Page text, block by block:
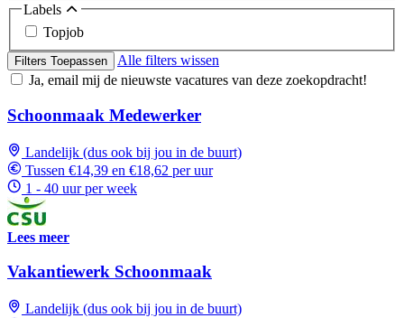
Labels
Topjob
Filters Toepassen
Alle filters wissen
Ja, email mij de nieuwste vacatures van deze zoekopdracht!
Schoonmaak Medewerker
Landelijk (dus ook bij jou in de buurt)
Tussen €14,39 en €18,62 per uur
1 - 40 uur per week
Lees meer
Vakantiewerk Schoonmaak
Landelijk (dus ook bij jou in de buurt)